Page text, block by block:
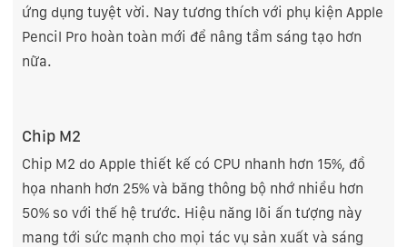
ứng dụng tuyệt vời. Nay tương thích với phụ kiện Apple
Pencil Pro hoàn toàn mới để nâng tầm sáng tạo hơn
nữa.
Chip M2
Chip M2 do Apple thiết kế có CPU nhanh hơn 15%, đồ
họa nhanh hơn 25% và băng thông bộ nhớ nhiều hơn
50% so với thế hệ trước. Hiệu năng lõi ấn tượng này
mang tới sức mạnh cho mọi tác vụ sản xuất và sáng